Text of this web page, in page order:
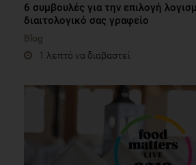
6 συμβουλές για την επιλογή
διαιτολογικό σας γραφείο
Blog
1 λεπτό να διαβαστεί